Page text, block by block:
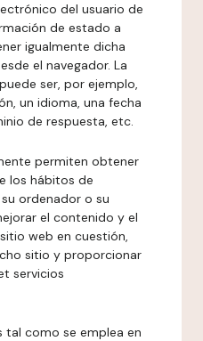
del usuario de
de estado a
igualmente dicha
el navegador. La
ser, por ejemplo,
un idioma, una fecha
de respuesta, etc.
permiten obtener
los hábitos de
ordenador o su
el contenido y el
web en cuestión,
sitio y proporcionar
servicios
tal como se emplea en